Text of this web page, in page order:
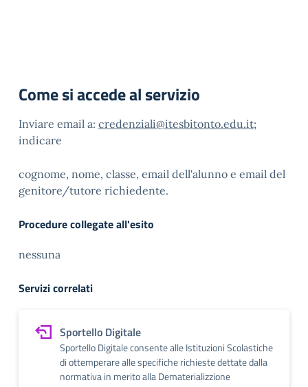
Come si accede al servizio
Inviare email a: credenziali@itesbitonto.edu.it;
indicare
cognome, nome, classe, email dell'alunno e email del
genitore/tutore richiedente.
Procedure collegate all'esito
nessuna
Servizi correlati
Sportello Digitale
Sportello Digitale consente alle Istituzioni Scolastiche
di ottemperare alle specifiche richieste dettate dalla
normativa in merito alla Dematerializzione